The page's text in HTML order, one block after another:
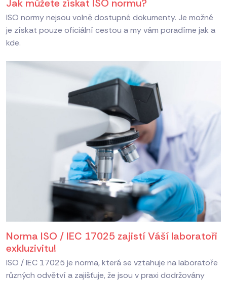
Jak můžete získat ISO normu?
ISO normy nejsou volně dostupné dokumenty. Je možné
je získat pouze oficiální cestou a my vám poradíme jak a
kde.
Norma ISO / IEC 17025 zajistí Váší laboratoři
exkluzivitu!
ISO / IEC 17025 je norma, která se vztahuje na laboratoře
různých odvětví a zajišťuje, že jsou v praxi dodržovány